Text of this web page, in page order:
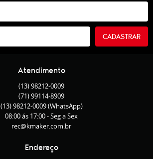
CADASTRAR
Atendimento
(13)98212-0009
(71)99114-8909
(13)98212-0009(WhatsApp)
08:00 ás 17:00 - Seg a Sex
rec@kmaker.com.br
Endereço